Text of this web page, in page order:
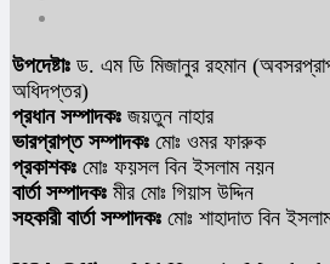
উপদেষ্টাঃ ড. এম ডি মিজানুর রহমান
অধিদপ্তর)
প্রধান সম্পাদকঃ জয়তুন নাহার
ভারপ্রাপ্ত সম্পাদকঃ মোঃ ওমর ফারুক
প্রকাশকঃ মোঃ ফয়সল বিন ইসলাম নয়ন
বার্তা সম্পাদকঃ মীর মোঃ গিয়াস উদ্দিন
সহকারী বার্তা সম্পাদকঃ মোঃ শাহাদাত বিন